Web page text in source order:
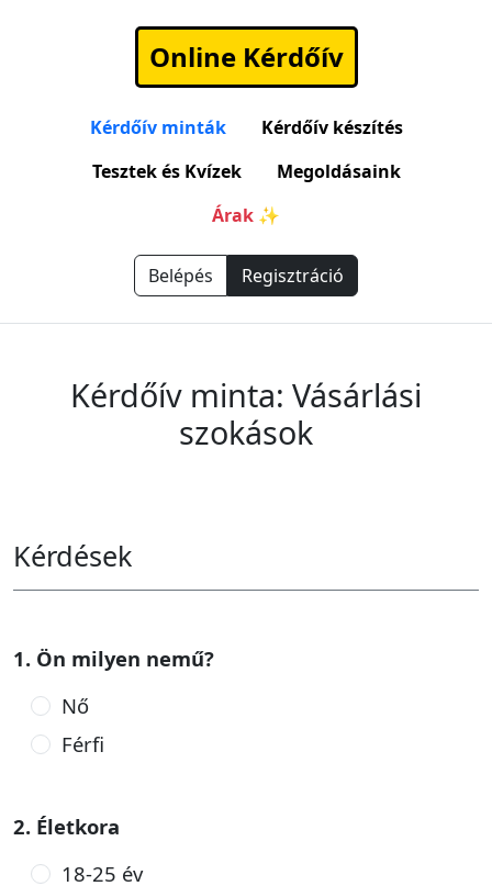
Online Kérdőív
Kérdőív minták
Kérdőív készítés
Tesztek és Kvízek
Megoldásaink
Árak ✨
Belépés Regisztráció
Kérdőív minta: Vásárlási
szokások
Kérdések
1. Ön milyen nemű?
Nő
Férfi
2. Életkora
18-25 év